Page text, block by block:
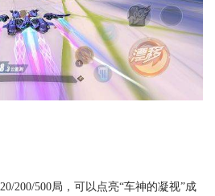
200/500局，可以点亮“车神的凝视”成